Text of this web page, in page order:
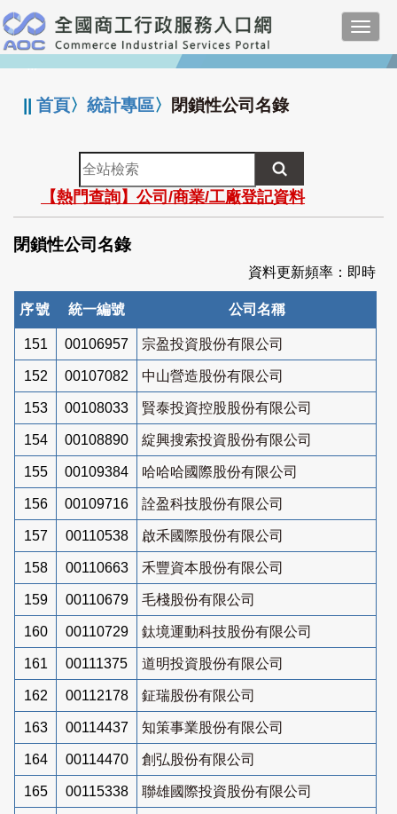
跳
到
主
要
:::
||首頁〉統計專區〉 閉鎖性公司名錄
全
站
檢
索
【熱門查詢】公司/商業/工廠登記資料
閉鎖性公司名錄
資料更新頻率：即時
序號 統一編號 公司名稱
151 00106957 宗盈投資股份有限公司
152 00107082 中山營造股份有限公司
153 00108033 賢泰投資控股股份有限公司
154 00108890 綻興搜索投資股份有限公司
155 00109384 哈哈哈國際股份有限公司
156 00109716 詮盈科技股份有限公司
157 00110538 啟禾國際股份有限公司
158 00110663 禾豐資本股份有限公司
159 00110679 毛棧股份有限公司
160 00110729 鈦境運動科技股份有限公司
161 00111375 道明投資股份有限公司
162 00112178 鉦瑞股份有限公司
163 00114437 知策事業股份有限公司
164 00114470 創弘股份有限公司
165 00115338 聯雄國際投資股份有限公司